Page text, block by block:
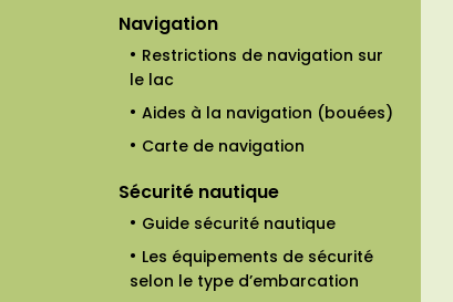
Navigation
Restrictions de navigation sur
le lac
Aides à la navigation (bouées)
Carte de navigation
Sécurité nautique
Guide sécurité nautique
Les équipements de sécurité
selon le type d’embarcation